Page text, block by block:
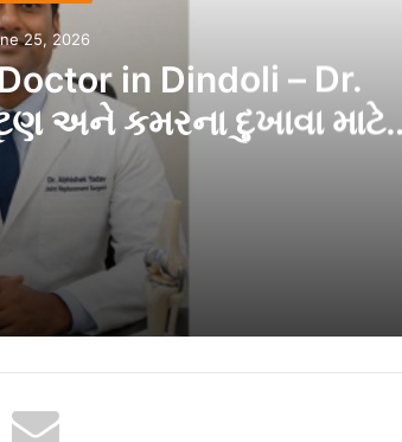
25, 2026
in Dindoli – Dr.
અને કમરના દુખાવા માટે
નામ
કેર તેને કેવી રીતે બદલી શકે છે ? તેના વિશે જાણો.